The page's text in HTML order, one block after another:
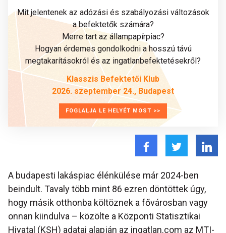
Mit jelentenek az adózási és szabályozási változások
a befektetők számára?
Merre tart az állampapírpiac?
Hogyan érdemes gondolkodni a hosszú távú
megtakarításokról és az ingatlanbefektetésekről?
Klasszis Befektetői Klub
2026. szeptember 24., Budapest
FOGLALJA LE HELYÉT MOST >>
A budapesti lakáspiac élénkülése már 2024-ben
beindult. Tavaly több mint 86 ezren döntöttek úgy,
hogy másik otthonba költöznek a fővárosban vagy
onnan kiindulva – közölte a Központi Statisztikai
Hivatal (KSH) adatai alapján az ingatlan.com az MTI-